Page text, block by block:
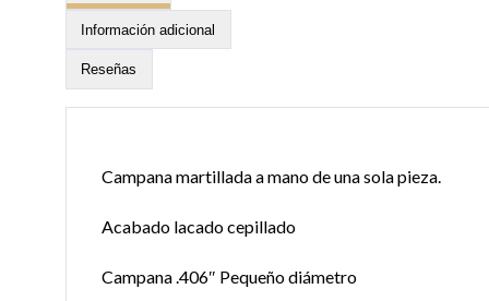
Información adicional
Reseñas
Campana martillada a mano de una sola pieza.
Acabado lacado cepillado
Campana .406″ Pequeño diámetro